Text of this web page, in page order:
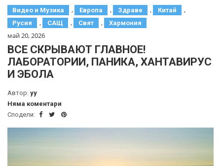
Видео и Музика , Европа , Здраве , Китай ,
Русия , САЩ , Свят , Хармония
май 20, 2026
ВСЕ СКРЫВАЮТ ГЛАВНОЕ!
ЛАБОРАТОРИИ, ПАНИКА, ХАНТАВИРУС
И ЭБОЛА
Автор: yy
Няма коментари
Сподели: